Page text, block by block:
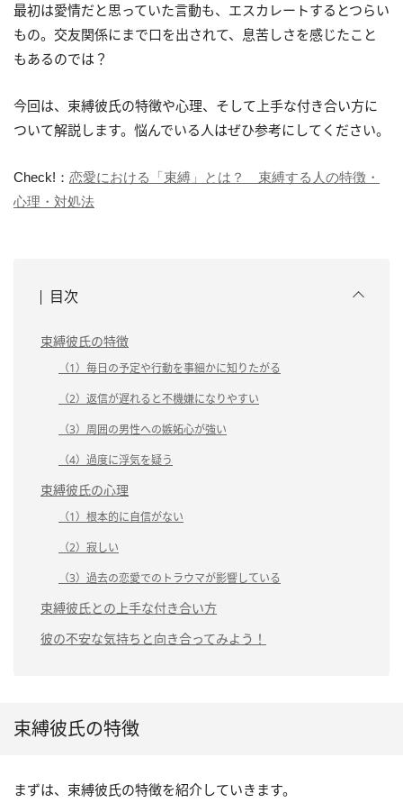
最初は愛情だと思っていた言動も、エスカレートするとつらい
もの。交友関係にまで口を出されて、息苦しさを感じたこと
もあるのでは？
今回は、束縛彼氏の特徴や心理、そして上手な付き合い方に
ついて解説します。悩んでいる人はぜひ参考にしてください。
Check!： 恋愛における「束縛」とは？ 束縛する人の特徴・
心理・対処法
目次
束縛彼氏の特徴
（1）毎日の予定や行動を事細かに知りたがる
（2）返信が遅れると不機嫌になりやすい
（3）周囲の男性への嫉妬心が強い
（4）過度に浮気を疑う
束縛彼氏の心理
（1）根本的に自信がない
（2）寂しい
（3）過去の恋愛でのトラウマが影響している
束縛彼氏との上手な付き合い方
彼の不安な気持ちと向き合ってみよう！
束縛彼氏の特徴
まずは、束縛彼氏の特徴を紹介していきます。